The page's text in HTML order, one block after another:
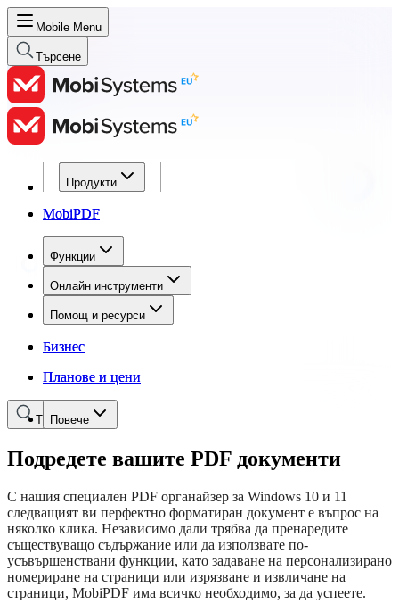
Mobile Menu
Търсене
Продукти
MobiPDF
Функции
Онлайн инструменти
Помощ и ресурси
Бизнес
Планове и цени
Повече
Продукти
MobiPDF
Функции
Онлайн инструменти
Помощ и ресурси
Бизнес
Планове и цени
Търсене
Подредете вашите PDF документи
С нашия специален PDF органайзер за Windows 10 и 11
следващият ви перфектно форматиран документ е въпрос на
няколко клика. Независимо дали трябва да пренаредите
съществуващо съдържание или да използвате по-
усъвършенствани функции, като задаване на персонализирано
номериране на страници или изрязване и извличане на
страници, MobiPDF има всичко необходимо, за да успеете.